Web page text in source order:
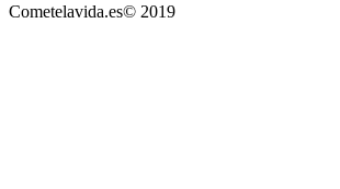
Cometelavida.es© 2019